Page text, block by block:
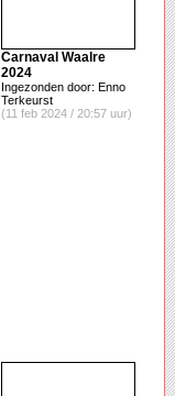
Carnaval Waalre
2024
Ingezonden door: Enno
Terkeurst
(11 feb 2024 / 20:57 uur)